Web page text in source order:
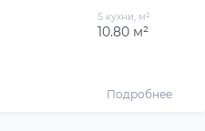
S кухни, м²
10.80 м²
Подробнее